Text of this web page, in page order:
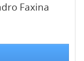
Faxina